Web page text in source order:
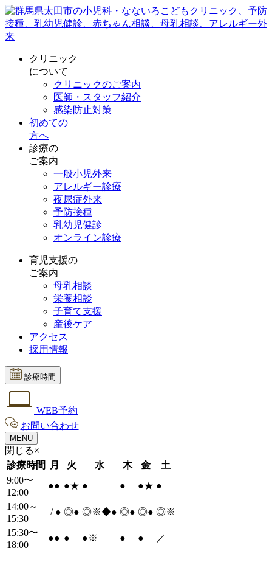
クリニック
について
クリニックのご案内
医師・スタッフ紹介
感染防止対策
初めての
方へ
診療の
ご案内
一般小児外来
アレルギー診療
夜尿症外来
予防接種
乳幼児健診
オンライン診療
育児支援の
ご案内
母乳相談
栄養相談
子育て支援
産後ケア
アクセス
採用情報
診療時間
WEB予約
お問い合わせ
MENU
閉じる×
診療時間
月 火 水 木 金
土
9:00〜
12:00
●● ●★ ● ● ●★ ●
14:00～
15:30
/ ● ◎● ◎※◆● ◎● ◎● ◎※
15:30〜
18:00
●● ● ●※ ● ● ／